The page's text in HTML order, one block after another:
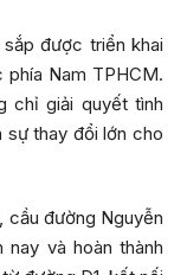
được triển khai
Nam TPHCM.
chỉ giải quyết tình
sự thay đổi lớn cho
cầu đường Nguyễn
và hoàn thành